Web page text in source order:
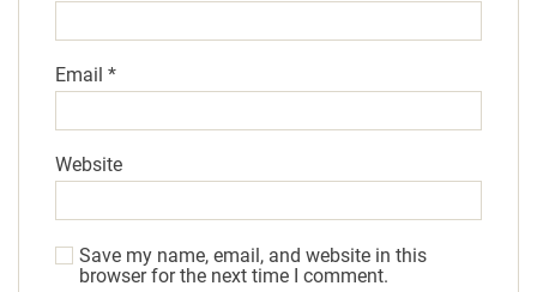
Email *
Website
Save my name, email, and website in this
browser for the next time I comment.